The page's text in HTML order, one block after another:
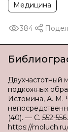
Медицина
384
Двухчастотный
подкожных
Истомина, А. М.
(40). — С. 552-
https://